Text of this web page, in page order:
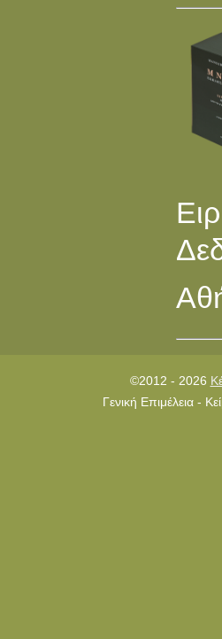
©2012 - 2026
Γενική Επιμέλεια -